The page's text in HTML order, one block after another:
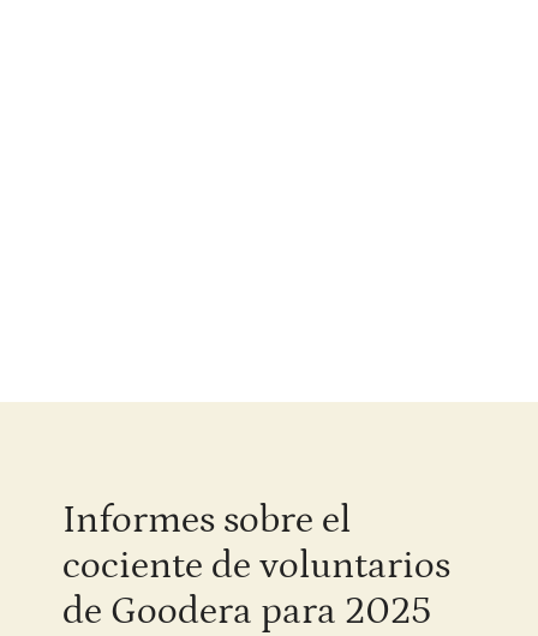
Informes sobre el
cociente de voluntarios
de Goodera para 2025